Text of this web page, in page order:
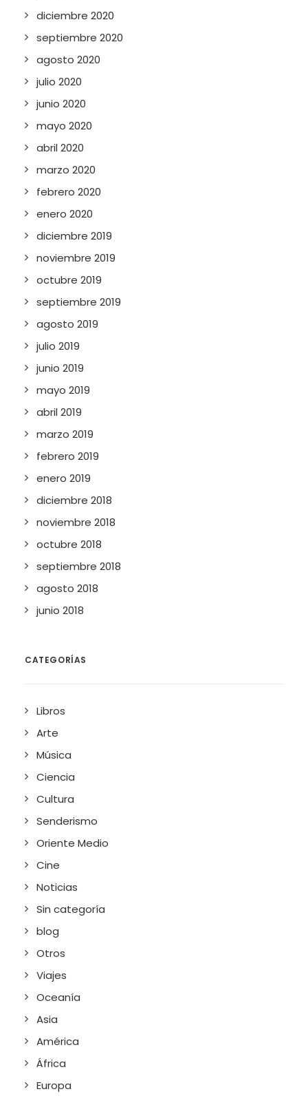
diciembre 2020
septiembre 2020
agosto 2020
julio 2020
junio 2020
mayo 2020
abril 2020
marzo 2020
febrero 2020
enero 2020
diciembre 2019
noviembre 2019
octubre 2019
septiembre 2019
agosto 2019
julio 2019
junio 2019
mayo 2019
abril 2019
marzo 2019
febrero 2019
enero 2019
diciembre 2018
noviembre 2018
octubre 2018
septiembre 2018
agosto 2018
junio 2018
CATEGORÍAS
Libros
Arte
Música
Ciencia
Cultura
Senderismo
Oriente Medio
Cine
Noticias
Sin categoría
blog
Otros
Viajes
Oceanía
Asia
América
África
Europa